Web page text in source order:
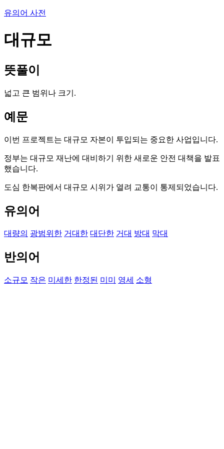
유의어 사전
대규모
뜻풀이
넓고 큰 범위나 크기.
예문
이번 프로젝트는 대규모 자본이 투입되는 중요한 사업입니다.
정부는 대규모 재난에 대비하기 위한 새로운 안전 대책을 발표
했습니다.
도심 한복판에서 대규모 시위가 열려 교통이 통제되었습니다.
유의어
대량의 광범위한 거대한 대단한 거대 방대 막대
반의어
소규모 작은 미세한 한정된 미미 영세 소형